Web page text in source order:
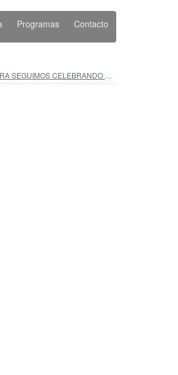
Programas Contacto